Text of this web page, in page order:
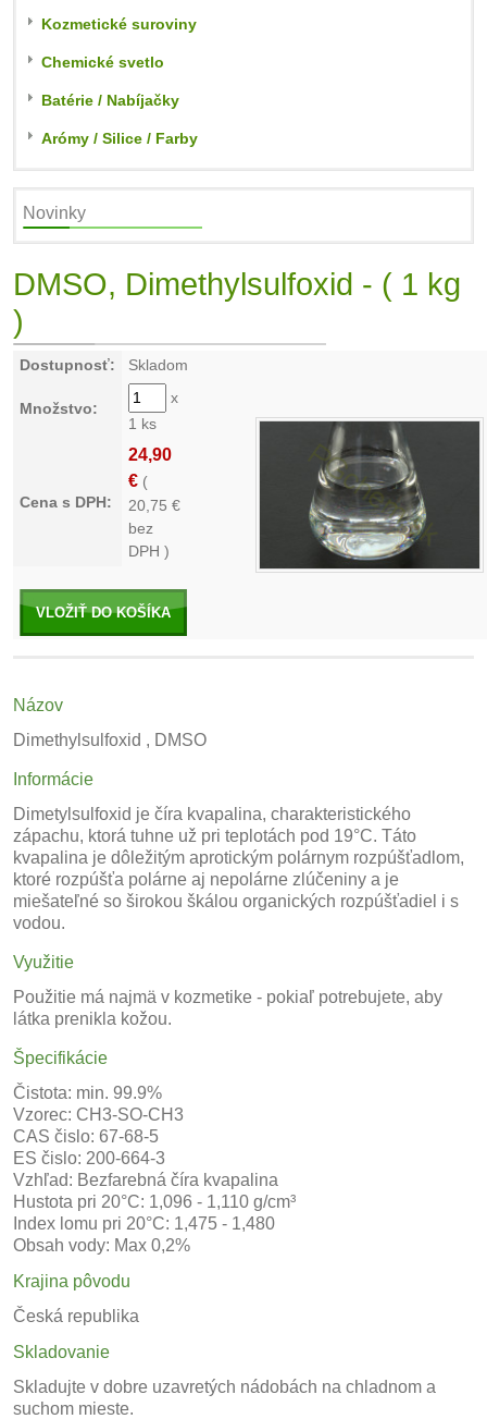
Kozmetické suroviny
Chemické svetlo
Batérie / Nabíjačky
Arómy / Silice / Farby
Novinky
DMSO, Dimethylsulfoxid - ( 1 kg
)
Dostupnosť: Skladom
Množstvo:
x
1 ks
Cena s DPH:
24,90
€ (
20,75 €
bez
DPH )
VLOŽIŤ DO KOŠÍKA
Názov
Dimethylsulfoxid , DMSO
Informácie
Dimetylsulfoxid je číra kvapalina, charakteristického
zápachu, ktorá tuhne už pri teplotách pod 19°C. Táto
kvapalina je dôležitým aprotickým polárnym rozpúšťadlom,
ktoré rozpúšťa polárne aj nepolárne zlúčeniny a je
miešateľné so širokou škálou organických rozpúšťadiel i s
vodou.
Využitie
Použitie má najmä v kozmetike - pokiaľ potrebujete, aby
látka prenikla kožou.
Špecifikácie
Čistota: min. 99.9%
Vzorec: CH3-SO-CH3
CAS čislo: 67-68-5
ES čislo: 200-664-3
Vzhľad: Bezfarebná číra kvapalina
Hustota pri 20°C: 1,096 - 1,110 g/cm³
Index lomu pri 20°C: 1,475 - 1,480
Obsah vody: Max 0,2%
Krajina pôvodu
Česká republika
Skladovanie
Skladujte v dobre uzavretých nádobách na chladnom a
suchom mieste.